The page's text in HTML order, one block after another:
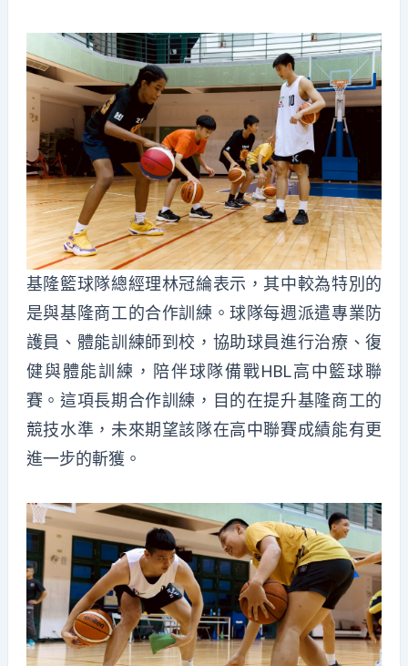
基隆籃球隊總經理林冠綸表示，其中較為特別的
是與基隆商工的合作訓練。球隊每週派遣專業防
護員、體能訓練師到校，協助球員進行治療、復
健與體能訓練，陪伴球隊備戰HBL高中籃球聯
賽。這項長期合作訓練，目的在提升基隆商工的
競技水準，未來期望該隊在高中聯賽成績能有更
進一步的斬獲。